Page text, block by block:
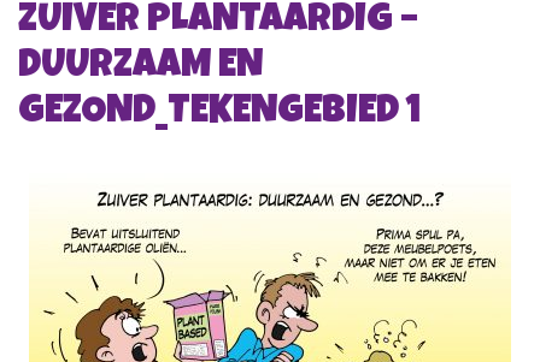
ZUIVER PLANTAARDIG –
DUURZAAM EN
GEZOND_TEKENGEBIED 1